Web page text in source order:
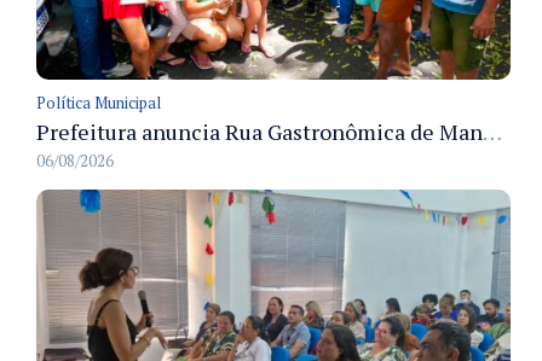
Política Municipal
Prefeitura anuncia Rua Gastronômica de Manaus e garante alternativas para 54 ambulantes cadastrados
06/08/2026